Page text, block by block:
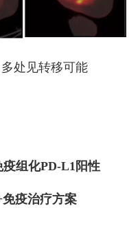
多处见转移可能
组化PD-L1阳性
疫治疗方案